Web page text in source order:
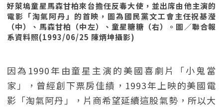
好萊塢童星馬森甘柏來台擔任反毒大使，並出席由他主演的
電影「淘氣阿丹」的首映，圖為國民黨文工會主任祝基瀅
（中）、馬森甘柏（中左）、童星糖糖（右）。圖／聯合報
系資料照(1993/06/25 陳炳坤攝影)
因為1990年由童星主演的美國喜劇片「小鬼當
家」，曾經創下票房佳績，1993年上映的美國電
影「淘氣阿丹」，片商希望延續這股氣勢，所以大